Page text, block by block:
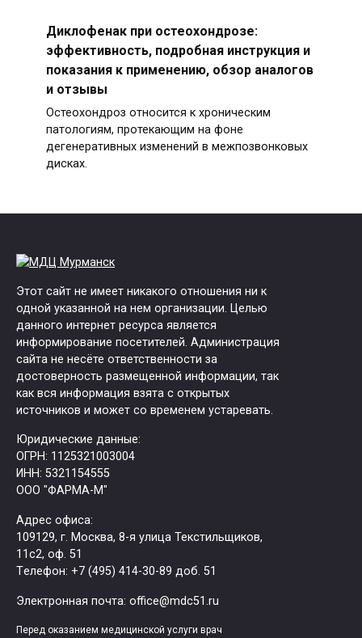
Диклофенак при остеохондрозе:
эффективность, подробная инструкция и
показания к применению, обзор аналогов
и отзывы
Остеохондроз относится к хроническим
патологиям, протекающим на фоне
дегенеративных изменений в межпозвонковых
дисках.
Этот сайт не имеет никакого отношения ни к
одной указанной на нем организации. Целью
данного интернет ресурса является
информирование посетителей. Администрация
сайта не несёте ответственности за
достоверность размещенной информации, так
как вся информация взята с открытых
источников и может со временем устаревать.
Юридические данные:
ОГРН: 1125321003004
ИНН: 5321154555
ООО "ФАРМА-М"
Адрес офиса:
109129, г. Москва, ​8-я улица Текстильщиков,
11с2, оф. 51
Tелефон: +7 (495) 414-30-89 доб. 51
Электронная почта: office@mdc51.ru
Перед оказанием медицинской услуги врач